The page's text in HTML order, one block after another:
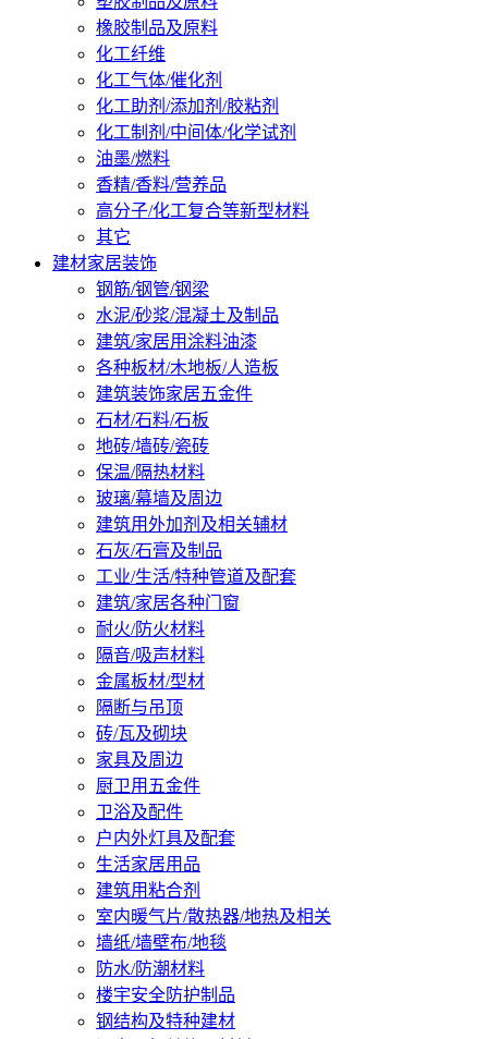
橡胶制品及原料
化工纤维
化工气体/催化剂
化工助剂/添加剂/胶粘剂
化工制剂/中间体/化学试剂
油墨/燃料
香精/香料/营养品
高分子/化工复合等新型材料
其它
建材家居装饰
钢筋/钢管/钢梁
水泥/砂浆/混凝土及制品
建筑/家居用涂料油漆
各种板材/木地板/人造板
建筑装饰家居五金件
石材/石料/石板
地砖/墙砖/瓷砖
保温/隔热材料
玻璃/幕墙及周边
建筑用外加剂及相关辅材
石灰/石膏及制品
工业/生活/特种管道及配套
建筑/家居各种门窗
耐火/防火材料
隔音/吸声材料
金属板材/型材
隔断与吊顶
砖/瓦及砌块
家具及周边
厨卫用五金件
卫浴及配件
户内外灯具及配套
生活家居用品
建筑用粘合剂
室内暖气片/散热器/地热及相关
墙纸/墙壁布/地毯
防水/防潮材料
楼宇安全防护制品
钢结构及特种建材